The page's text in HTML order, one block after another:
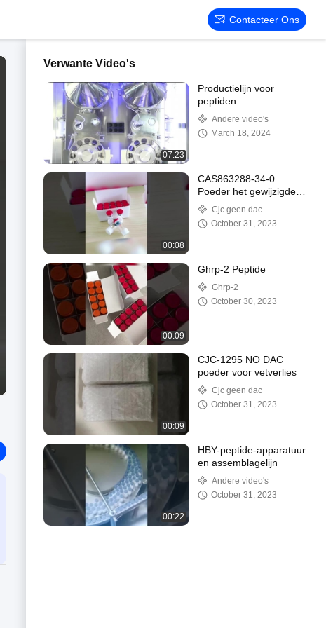
Contacteer Ons
Verwante Video's
07:23
Productielijn voor
peptiden
Andere video's
March 18, 2024
00:08
CAS863288-34-0
Poeder het gewijzigde
van Grf 1-29 (cjc-1295
GEEN DAC) voor de
Spierbouw
Cjc geen dac
October 31, 2023
00:09
Ghrp-2 Peptide
Ghrp-2
October 30, 2023
00:09
CJC-1295 NO DAC
poeder voor vetverlies
Cjc geen dac
October 31, 2023
00:22
HBY-peptide-apparatuur
en assemblagelijn
Andere video's
October 31, 2023